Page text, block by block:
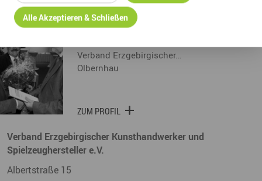
Botschafter
DIETER UHLMANN
Verband Erzgebirgischer…
Olbernhau
ZUM PROFIL
Verband Erzgebirgischer Kunsthandwerker und
Spielzeughersteller e.V.
Albertstraße 15
Alle Akzeptieren & Schließen